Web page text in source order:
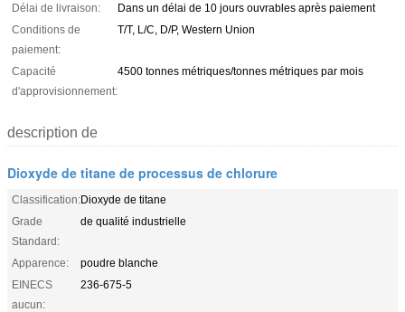
Délai de livraison:
Dans un délai de 10 jours ouvrables après paiement
Conditions de
paiement:
T/T, L/C, D/P, Western Union
Capacité
d'approvisionnement:
4500 tonnes métriques/tonnes métriques par mois
description de
Dioxyde de titane de processus de chlorure
Classification:Dioxyde de titane
Grade
Standard:
de qualité industrielle
Apparence:
poudre blanche
EINECS
aucun:
236-675-5